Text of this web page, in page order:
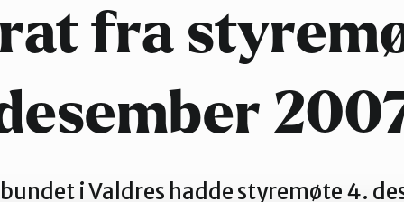
Gran og Lunner
fra
i Valdres hadde styremøte 4.